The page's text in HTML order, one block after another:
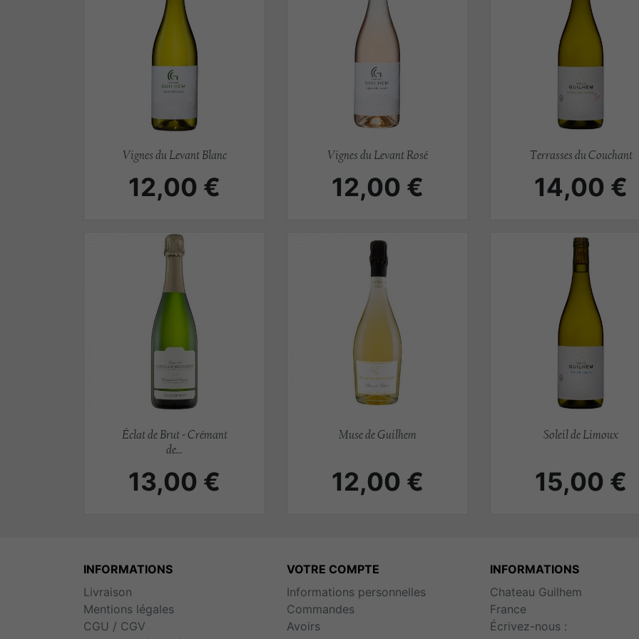
Aperçu rapide
Vignes du Levant Blanc
Prix
12,00 €
Aperçu rapide
Vignes du Levant Rosé
Prix
12,00 €
Aperçu rapide
Terrasses du Couchant
Prix
14,00 €
 Aperçu rapide
Éclat de Brut - Crémant
de...
Prix
13,00 €
Aperçu rapide
Muse de Guilhem
Prix
12,00 €
Aperçu rapide
Soleil de Limoux
Prix
15,00 €
INFORMATIONS
Livraison
Mentions légales
CGU / CGV
VOTRE COMPTE
Informations personnelles
Commandes
Avoirs
INFORMATIONS
Chateau Guilhem
France
Écrivez-nous :